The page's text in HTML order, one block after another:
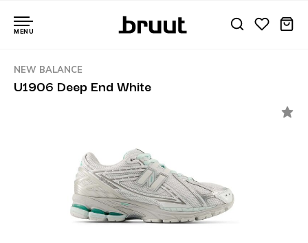
MENU
NEW BALANCE
U1906 Deep End White